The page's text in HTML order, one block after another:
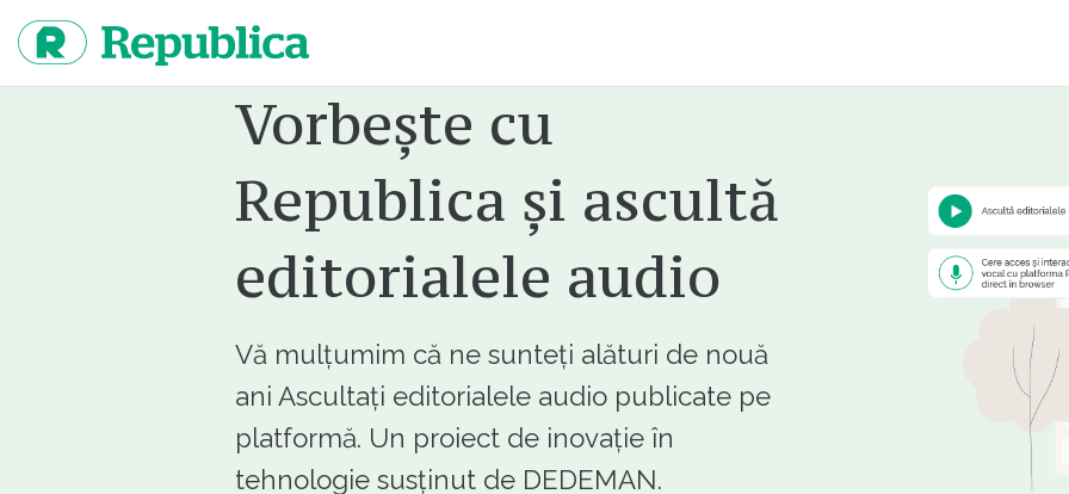
continut
Vorbește cu
Republica și ascultă
editorialele audio
Vă mulțumim că ne sunteți alături de nouă
ani Ascultați editorialele audio publicate pe
platformă. Un proiect de inovație în
tehnologie susținut de DEDEMAN.